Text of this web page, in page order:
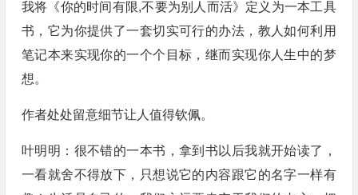
我将《你的时间有限,不要为别人而活》定义为一本工具
书，它为你提供了一套切实可行的办法，教人如何利用
笔记本来实现你的一个个目标，继而实现你人生中的梦
想。
作者处处留意细节让人值得钦佩。
叶明明：很不错的一本书，拿到书以后我就开始读了，
一看就舍不得放下，只想说它的内容跟它的名字一样有